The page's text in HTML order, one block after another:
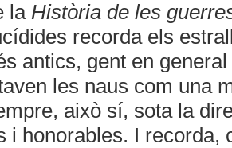
la Història de les
recorda els
antics, gent en
les naus com una
això sí, sota la
i honorables. I recorda,